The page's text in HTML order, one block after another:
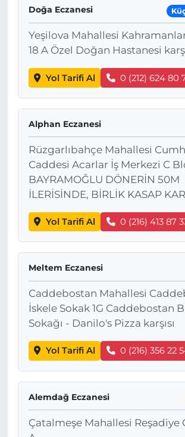
Doğa Eczanesi
Yeşilova Mahallesi
18 A Özel Doğan Hastanesi
Yol Tarifi Al 0 (212) 624 80
Alphan Eczanesi
Rüzgarlıbahçe Mahallesi
Caddesi Acarlar İş Merkezi C
BAYRAMOĞLU DÖNERİN 50M
İLERİSİNDE, BİRLİK KASAP
Yol Tarifi Al 0 (216) 413 87
Meltem Eczanesi
Caddebostan Mahallesi
İskele Sokak 1G Caddebostan
Sokağı - Danilo's Pizza karşısı
Yol Tarifi Al 0 (216) 356 22
Alemdağ Eczanesi
Çatalmeşe Mahallesi Reşadiye